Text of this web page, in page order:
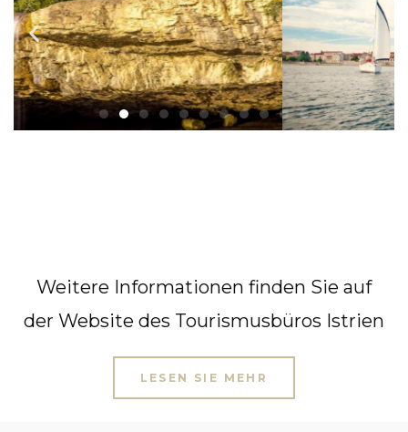
Weitere Informationen finden Sie auf
der Website des Tourismusbüros Istrien
LESEN SIE MEHR